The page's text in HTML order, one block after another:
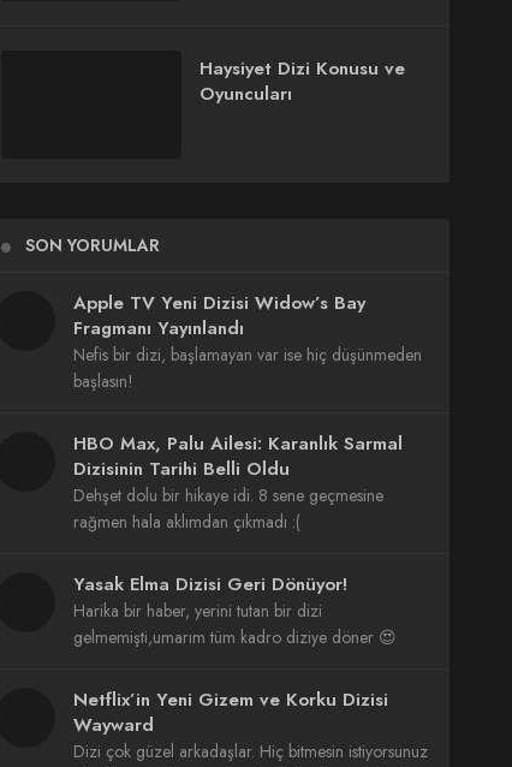
Haysiyet Dizi Konusu ve
Oyuncuları
SON YORUMLAR
Apple TV Yeni Dizisi Widow’s Bay
Fragmanı Yayınlandı
Nefis bir dizi, başlamayan var ise hiç düşünmeden
başlasın!
HBO Max, Palu Ailesi: Karanlık Sarmal
Dizisinin Tarihi Belli Oldu
Dehşet dolu bir hikaye idi. 8 sene geçmesine
rağmen hala aklımdan çıkmadı :(
Yasak Elma Dizisi Geri Dönüyor!
Harika bir haber, yerini tutan bir dizi
gelmemişti,umarım tüm kadro diziye döner 😍
Netflix’in Yeni Gizem ve Korku Dizisi
Wayward
Dizi çok güzel arkadaşlar. Hiç bitmesin istiyorsunuz